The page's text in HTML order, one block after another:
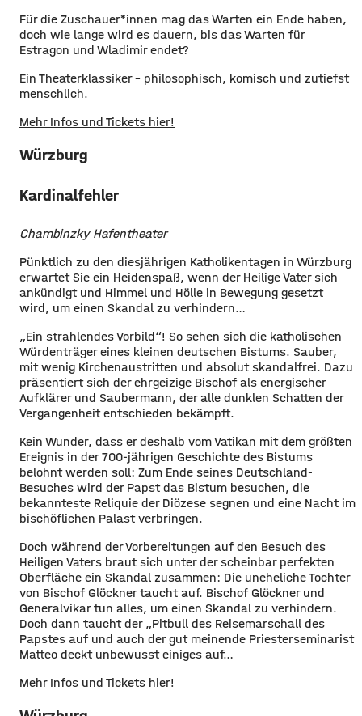
Für die Zuschauer*innen mag das Warten ein Ende haben,
doch wie lange wird es dauern, bis das Warten für
Estragon und Wladimir endet?
Ein Theaterklassiker – philosophisch, komisch und zutiefst
menschlich.
Mehr Infos und Tickets hier!
Würzburg
Kardinalfehler
Chambinzky Hafentheater
Pünktlich zu den diesjährigen Katholikentagen in Würzburg
erwartet Sie ein Heidenspaß, wenn der Heilige Vater sich
ankündigt und Himmel und Hölle in Bewegung gesetzt
wird, um einen Skandal zu verhindern…
„Ein strahlendes Vorbild“! So sehen sich die katholischen
Würdenträger eines kleinen deutschen Bistums. Sauber,
mit wenig Kirchenaustritten und absolut skandalfrei. Dazu
präsentiert sich der ehrgeizige Bischof als energischer
Aufklärer und Saubermann, der alle dunklen Schatten der
Vergangenheit entschieden bekämpft.
Kein Wunder, dass er deshalb vom Vatikan mit dem größten
Ereignis in der 700-jährigen Geschichte des Bistums
belohnt werden soll: Zum Ende seines Deutschland-
Besuches wird der Papst das Bistum besuchen, die
bekannteste Reliquie der Diözese segnen und eine Nacht im
bischöflichen Palast verbringen.
Doch während der Vorbereitungen auf den Besuch des
Heiligen Vaters braut sich unter der scheinbar perfekten
Oberfläche ein Skandal zusammen: Die uneheliche Tochter
von Bischof Glöckner taucht auf. Bischof Glöckner und
Generalvikar tun alles, um einen Skandal zu verhindern.
Doch dann taucht der „Pitbull des Reisemarschall des
Papstes auf und auch der gut meinende Priesterseminarist
Matteo deckt unbewusst einiges auf…
Mehr Infos und Tickets hier!